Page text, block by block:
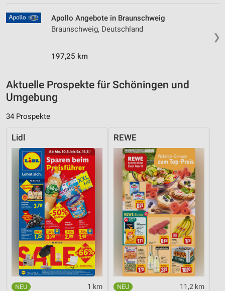
❯
Apollo Angebote in Braunschweig
Braunschweig, Deutschland
197,25 km
Aktuelle Prospekte für Schöningen und
Umgebung
34 Prospekte
Lidl
1 km
REWE
11,2 km